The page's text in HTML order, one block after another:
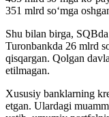
351 mlrd so‘mga
Shu bilan birga,
Turonbankda 26 mlrd
qisqargan. Qolgan
etilmagan.
Xususiy banklarning
etgan. Ulardagi